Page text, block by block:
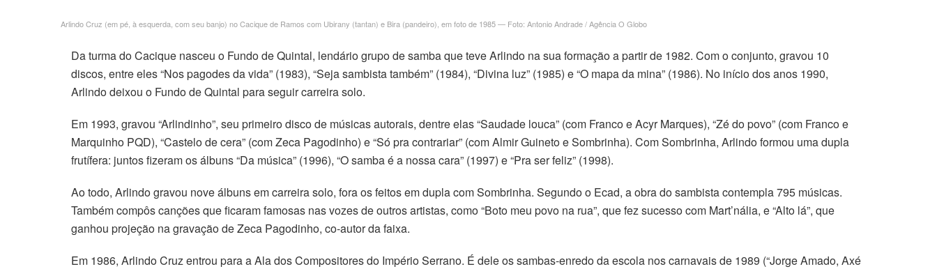
Arlindo Cruz (em pé, à esquerda, com seu banjo) no Cacique de Ramos com Ubirany (tantan) e Bira (pandeiro), em foto de 1985 — Foto: Antonio Andrade / Agência O Globo
Da turma do Cacique nasceu o Fundo de Quintal, lendário grupo de samba que teve Arlindo na sua formação a partir de 1982. Com o conjunto, gravou 10
discos, entre eles “Nos pagodes da vida” (1983), “Seja sambista também” (1984), “Divina luz” (1985) e “O mapa da mina” (1986). No início dos anos 1990,
Arlindo deixou o Fundo de Quintal para seguir carreira solo.
Em 1993, gravou “Arlindinho”, seu primeiro disco de músicas autorais, dentre elas “Saudade louca” (com Franco e Acyr Marques), “Zé do povo” (com Franco e
Marquinho PQD), “Castelo de cera” (com Zeca Pagodinho) e “Só pra contrariar” (com Almir Guineto e Sombrinha). Com Sombrinha, Arlindo formou uma dupla
frutífera: juntos fizeram os álbuns “Da música” (1996), “O samba é a nossa cara” (1997) e “Pra ser feliz” (1998).
Ao todo, Arlindo gravou nove álbuns em carreira solo, fora os feitos em dupla com Sombrinha. Segundo o Ecad, a obra do sambista contempla 795 músicas.
Também compôs canções que ficaram famosas nas vozes de outros artistas, como “Boto meu povo na rua”, que fez sucesso com Mart’nália, e “Alto lá”, que
ganhou projeção na gravação de Zeca Pagodinho, co-autor da faixa.
Em 1986, Arlindo Cruz entrou para a Ala dos Compositores do Império Serrano. É dele os sambas-enredo da escola nos carnavais de 1989 (“Jorge Amado, Axé